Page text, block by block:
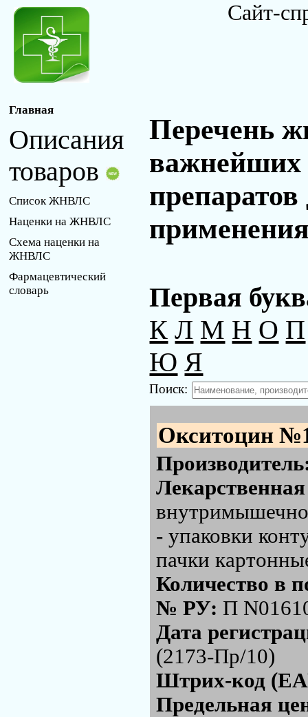
Сайт-
Главная
Описания
товаров
Список ЖНВЛС
Наценки на ЖНВЛС
Схема наценки на
ЖНВЛС
Фармацевтический
словарь
Перечень
важнейших
Первая
К Л М Н О П
Ю Я
Поиск:
Окситоцин
- упаковки
пачки
Количество в
№ РУ: П
Дата
(2173-Пр/10)
Штрих-код
Предельная